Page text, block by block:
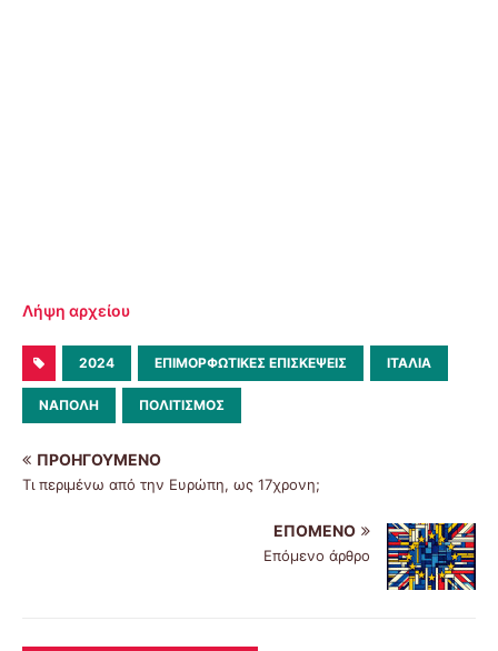
Λήψη αρχείου
2024 ΕΠΙΜΟΡΦΩΤΙΚΈΣ ΕΠΙΣΚΈΨΕΙΣ ΙΤΑΛΊΑ
ΝΆΠΟΛΗ ΠΟΛΙΤΙΣΜΌΣ
ΠΡΟΗΓΟΎΜΕΝΟ
Τι περιμένω από την Ευρώπη, ως 17χρονη;
ΕΠΌΜΕΝΟ
Επόμενο άρθρο